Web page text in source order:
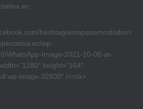
hashtag/emapasomostodos>
wp-
WhatsApp-Image-2021-10-08-at-
height=”164″
wp-image-32500″ /></a>